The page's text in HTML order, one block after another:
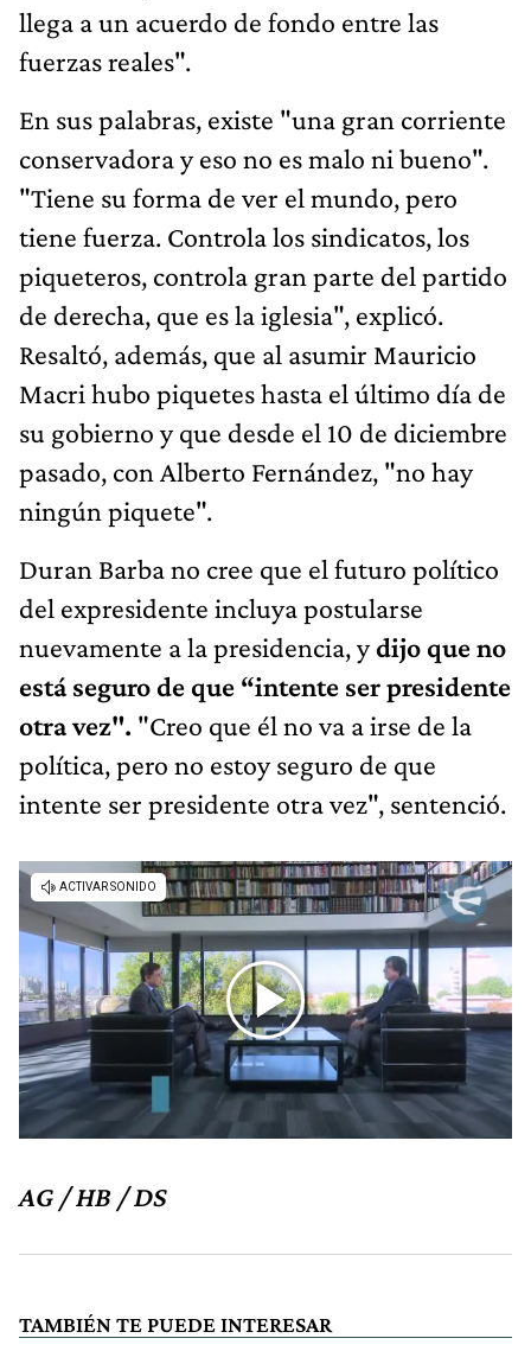
llega a un acuerdo de fondo entre las
fuerzas reales".
En sus palabras, existe "una gran corriente
conservadora y eso no es malo ni bueno".
"Tiene su forma de ver el mundo, pero
tiene fuerza. Controla los sindicatos, los
piqueteros, controla gran parte del partido
de derecha, que es la iglesia", explicó.
Resaltó, además, que al asumir Mauricio
Macri hubo piquetes hasta el último día de
su gobierno y que desde el 10 de diciembre
pasado, con Alberto Fernández, "no hay
ningún piquete".
Duran Barba no cree que el futuro político
del expresidente incluya postularse
nuevamente a la presidencia, ydijo que no
está seguro de que “intente ser presidente
otra vez". "Creo que él no va a irse de la
política, pero no estoy seguro de que
intente ser presidente otra vez", sentenció.
AG / HB / DS
TAMBIÉN TE PUEDE INTERESAR